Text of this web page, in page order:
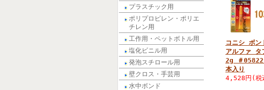
プラスチック用
ポリプロピレン・ポリエ
チレン用
工作用・ペットボトル用
塩化ビニル用
発泡スチロール用
壁クロス・手芸用
水中ボンド
コニシ ボン
アルファ タ
2g ＃
本入り
4,528円(税